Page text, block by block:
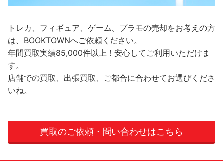
トレカ、フィギュア、ゲーム、プラモの売却をお考えの方
は、BOOKTOWNへご依頼ください。
年間買取実績85,000件以上！安心してご利用いただけま
す。
店舗での買取、出張買取、ご都合に合わせてお選びくださ
いね。
買取のご依頼・問い合わせはこちら